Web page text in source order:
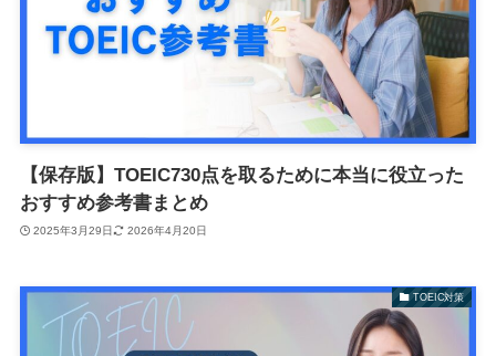
【保存版】TOEIC730点を取るために本当に役立った
おすすめ参考書まとめ
2025年3月29日 2026年4月20日
TOEIC対策